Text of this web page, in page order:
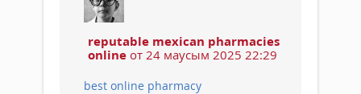
reputable mexican pharmacies
online от 24 маусым 2025 22:29
best online pharmacy